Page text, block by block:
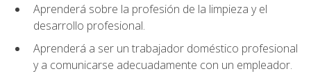
Aprenderá sobre la profesión de la limpieza y el
desarrollo profesional.
Aprenderá a ser un trabajador doméstico profesional
y a comunicarse adecuadamente con un empleador.